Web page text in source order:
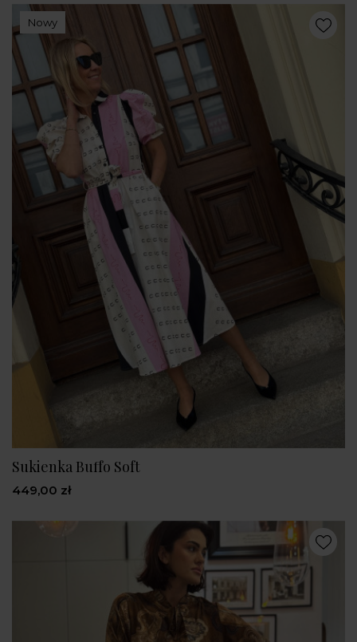
Nowy
Sukienka Buffo Soft
449,00 zł